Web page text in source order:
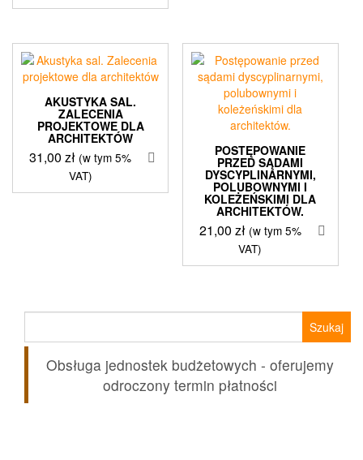
AKUSTYKA SAL.
ZALECENIA
PROJEKTOWE DLA
ARCHITEKTÓW
31,00zł (w tym 5%
VAT)
POSTĘPOWANIE
PRZED SĄDAMI
DYSCYPLINARNYMI,
POLUBOWNYMI I
KOLEŻEŃSKIMI DLA
ARCHITEKTÓW.
21,00 zł (w tym 5%
VAT)
Obsługa jednostek budżetowych - oferujemy
odroczony termin płatności